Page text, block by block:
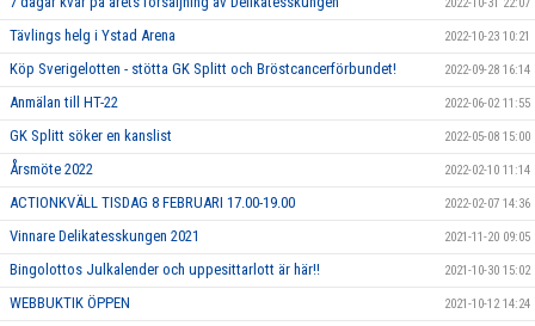
2022-10-31 22:07
Tävlings helg i Ystad Arena 2022-10-23 10:21
Köp Sverigelotten - stötta GK Splitt och Bröstcancerförbundet! 2022-09-28 16:14
Anmälan till HT-22 2022-06-02 11:55
GK Splitt söker en kanslist 2022-05-08 15:00
Årsmöte 2022 2022-02-10 11:14
ACTIONKVÄLL TISDAG 8 FEBRUARI 17.00-19.00 2022-02-07 14:36
Vinnare Delikatesskungen 2021 2021-11-20 09:05
Bingolottos Julkalender och uppesittarlott är här!! 2021-10-30 15:02
WEBBUKTIK ÖPPEN 2021-10-12 14:24